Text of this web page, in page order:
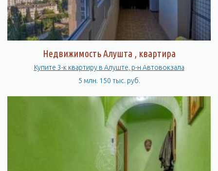
Недвижимость Алушта , квартира
Купите 3-к квартиру в Алуште, р-н Автовокзала
5 млн. 150 тыс. руб.